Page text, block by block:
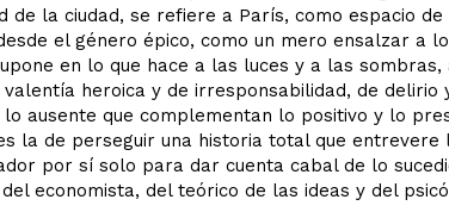
de la ciudad, se refiere a París, como espacio
el género épico, como un mero ensalzar a
en lo que hace a las luces y a las
valentía heroica y de irresponsabilidad, de
lo ausente que complementan lo positivo y lo
la de perseguir una historia total que
por sí solo para dar cuenta cabal de lo
economista, del teórico de las ideas y del